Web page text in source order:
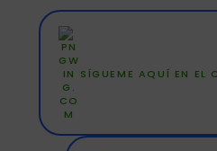
SÍGUEME AQUÍ EN EL